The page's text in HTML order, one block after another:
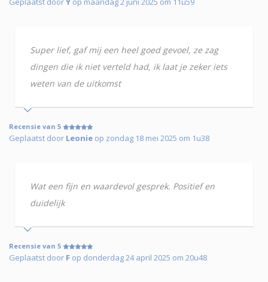
Super lief, gaf mij een heel goed gevoel, ze zag
dingen die ik niet verteld had, ik laat je zeker iets
weten van de uitkomst
Recensie van 5
Geplaatst door Leonie op zondag 18 mei 2025 om 1u38
Wat een fijn en waardevol gesprek. Positief en
duidelijk
Recensie van 5
Geplaatst door F op donderdag 24 april 2025 om 20u48